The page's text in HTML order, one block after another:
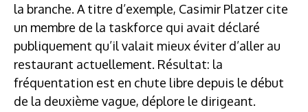
la branche. A titre d’exemple, Casimir Platzer cite
un membre de la taskforce qui avait déclaré
publiquement qu’il valait mieux éviter d’aller au
restaurant actuellement. Résultat: la
fréquentation est en chute libre depuis le début
de la deuxième vague, déplore le dirigeant.